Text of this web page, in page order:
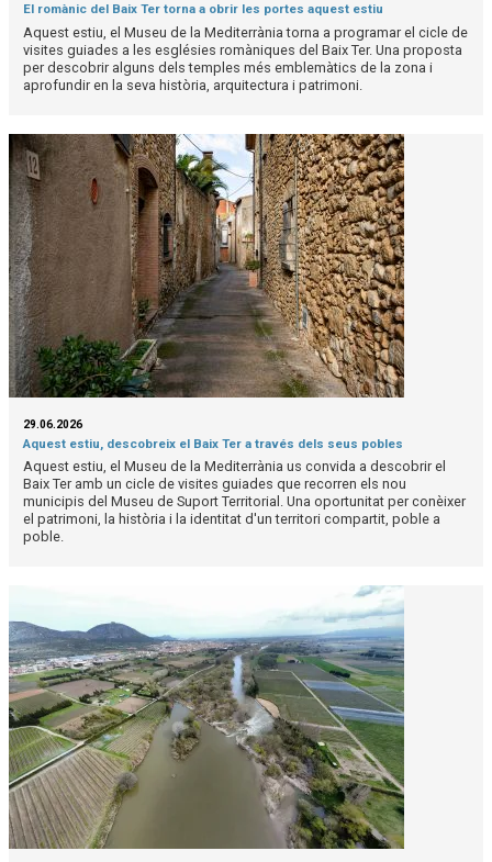
El romànic del Baix Ter torna a obrir les portes aquest estiu
Aquest estiu, el Museu de la Mediterrània torna a programar el cicle de
visites guiades a les esglésies romàniques del Baix Ter. Una proposta
per descobrir alguns dels temples més emblemàtics de la zona i
aprofundir en la seva història, arquitectura i patrimoni.
29.06.2026
Aquest estiu, descobreix el Baix Ter a través dels seus pobles
Aquest estiu, el Museu de la Mediterrània us convida a descobrir el
Baix Ter amb un cicle de visites guiades que recorren els nou
municipis del Museu de Suport Territorial. Una oportunitat per conèixer
el patrimoni, la història i la identitat d'un territori compartit, poble a
poble.